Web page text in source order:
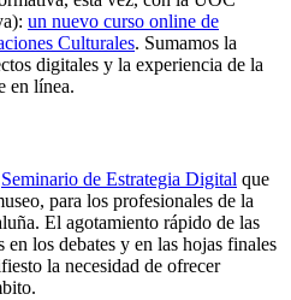
un nuevo curso online de
Culturales. Sumamos la
digitales y la experiencia de la
en línea.
Seminario de Estrategia Digital que
para los profesionales de la
El agotamiento rápido de las
en los debates y en las hojas finales
la necesidad de ofrecer